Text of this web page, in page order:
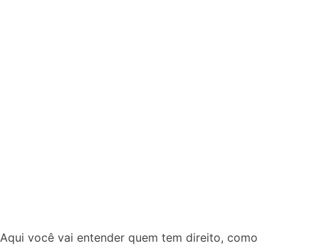
Aqui você vai entender quem tem direito, como